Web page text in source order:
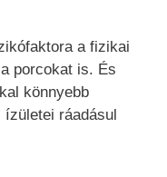
a fizikai
porcokat is. És
könnyebb
ráadásul